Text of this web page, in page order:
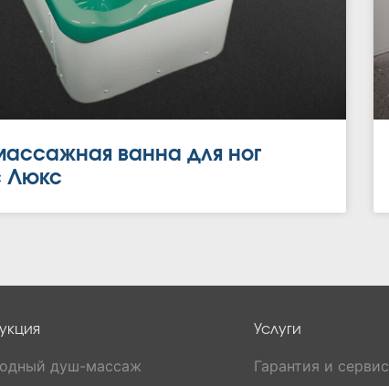
ванна для ног
Люкс
душ-массаж
Услуги
Гарантия и сервис